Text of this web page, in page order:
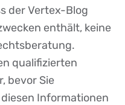
der Vertex-Blog
enthält, keine
qualifizierten
bevor Sie
Informationen